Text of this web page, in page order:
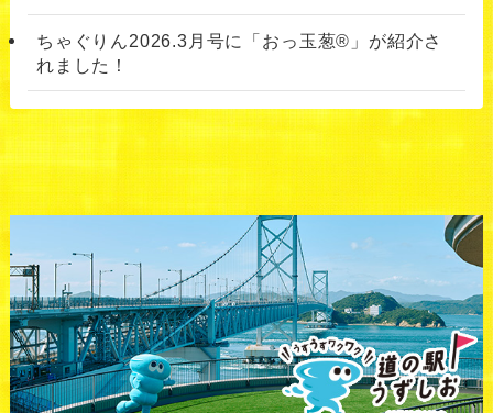
ちゃぐりん2026.3月号に「おっ玉葱®」が紹介さ
れました！